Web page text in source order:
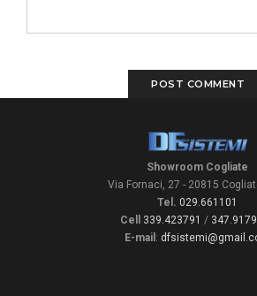
Showroom Cogliate
Via Fornaci, 27 - 20815
Tel. 029.661101
Cell
339.423791 /
E-mail :